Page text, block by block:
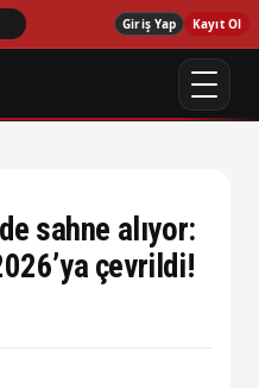
Giriş Yap Kayıt Ol
sahne alıyor:
çevrildi!